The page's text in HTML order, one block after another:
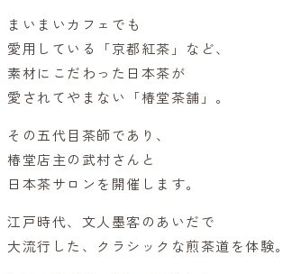
まいまいカフェでも
愛用している「京都紅茶」など、
素材にこだわった日本茶が
愛されてやまない「椿堂茶舗」。
その五代目茶師であり、
椿堂店主の武村さんと
日本茶サロンを開催します。
江戸時代、文人墨客のあいだで
大流行した、クラシックな煎茶道を体験。